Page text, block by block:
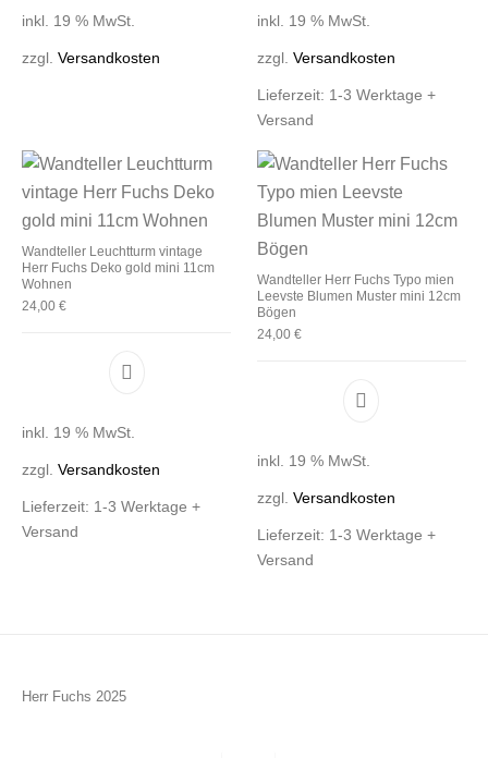
inkl. 19 % MwSt.
zzgl.Versandkosten
inkl. 19 % MwSt.
zzgl. Versandkosten
Lieferzeit: 1-3 Werktage +
Versand
Wandteller Leuchtturm vintage
Herr Fuchs Deko gold mini 11cm
Wohnen
24,00€
inkl. 19 % MwSt.
zzgl.Versandkosten
Lieferzeit: 1-3 Werktage +
Versand
Wandteller Herr Fuchs Typo mien
Leevste Blumen Muster mini 12cm
Bögen
24,00 €
inkl. 19 % MwSt.
zzgl. Versandkosten
Lieferzeit: 1-3 Werktage +
Versand
Herr Fuchs 2025